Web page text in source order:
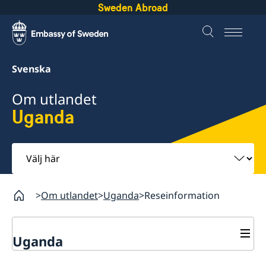
Sweden Abroad
Svenska
Om utlandet
Uganda
Välj
här
Om utlandet Uganda Reseinformation
Uganda